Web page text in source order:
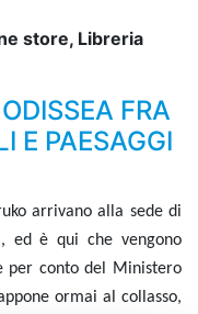
store, Libreria
FRA
E PAESAGGI
arrivano alla sede di
ed è qui che vengono
per conto del Ministero
ormai al collasso,